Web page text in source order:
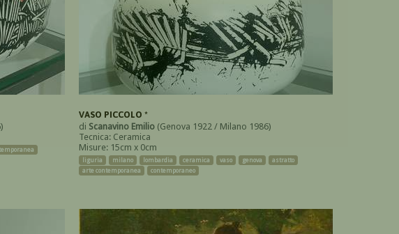
VASO PICCOLO *
di Scanavino Emilio (Genova 1922 / Milano 1986)
Tecnica: Ceramica
Misure: 15cm x 0cm
liguria milano lombardia ceramica vaso genova
astratto
arte contemporanea
contemporaneo